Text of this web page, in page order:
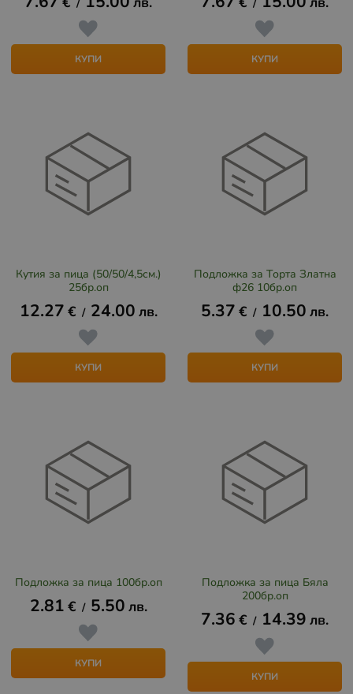
/
КУПИ
/
КУПИ
Кутия за пица (50/50/4,5см.)
25бр.оп
12.27 € / 24.00 лв.
КУПИ
Подложка за Торта Златна
ф26 10бр.оп
5.37 € / 10.50 лв.
КУПИ
Подложка за пица 100бр.оп
2.81 € / 5.50 лв.
КУПИ
Подложка за пица Бяла
200бр.оп
7.36 € / 14.39 лв.
КУПИ